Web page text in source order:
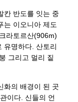
칸 반도를 잇는 중
는 이오니아 제도
라토르산(906m)
유명하다. 산토리
그리고 멀리 짙
화의 배경이 된 곳
이다. 신들의 언